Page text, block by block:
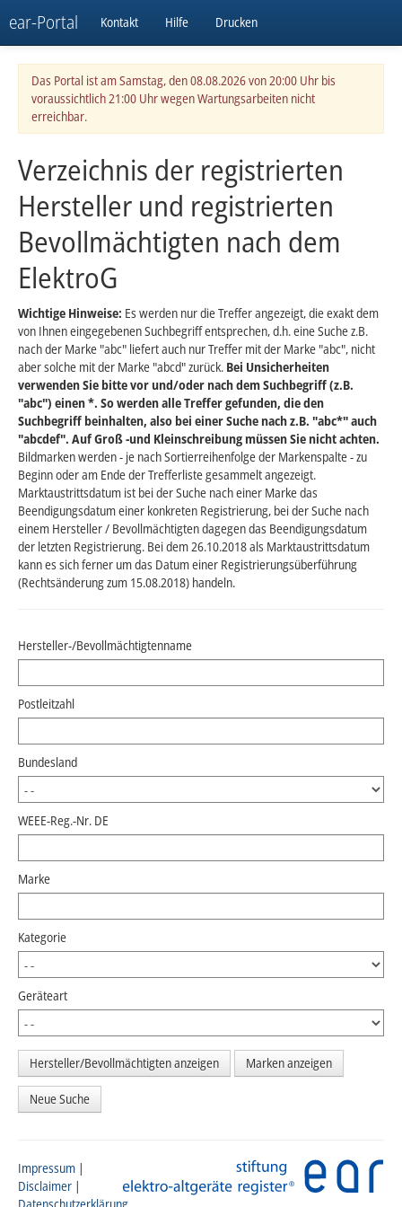
ear-Portal Kontakt Hilfe Drucken
Das Portal ist am Samstag, den 08.08.2026 von 20:00 Uhr bis
voraussichtlich 21:00 Uhr wegen Wartungsarbeiten nicht
erreichbar.
Verzeichnis der registrierten
Hersteller und registrierten
Bevollmächtigten nach dem
ElektroG
Wichtige Hinweise: Es werden nur die Treffer angezeigt, die exakt dem
von Ihnen eingegebenen Suchbegriff entsprechen, d.h. eine Suche z.B.
nach der Marke "abc" liefert auch nur Treffer mit der Marke "abc", nicht
aber solche mit der Marke "abcd" zurück. Bei Unsicherheiten
verwenden Sie bitte vor und/oder nach dem Suchbegriff (z.B.
"abc") einen *. So werden alle Treffer gefunden, die den
Suchbegriff beinhalten, also bei einer Suche nach z.B. "abc*" auch
"abcdef". Auf Groß -und Kleinschreibung müssen Sie nicht achten.
Bildmarken werden - je nach Sortierreihenfolge der Markenspalte - zu
Beginn oder am Ende der Trefferliste gesammelt angezeigt.
Marktaustrittsdatum ist bei der Suche nach einer Marke das
Beendigungsdatum einer konkreten Registrierung, bei der Suche nach
einem Hersteller / Bevollmächtigten dagegen das Beendigungsdatum
der letzten Registrierung. Bei dem 26.10.2018 als Marktaustrittsdatum
kann es sich ferner um das Datum einer Registrierungsüberführung
(Rechtsänderung zum 15.08.2018) handeln.
Hersteller-/Bevollmächtigtenname
Postleitzahl
Bundesland
WEEE-Reg.-Nr. DE
Marke
Kategorie
Geräteart
Neue Suche
Impressum |
Disclaimer |